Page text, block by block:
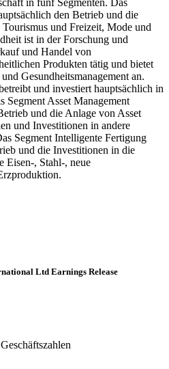
den Betrieb und die
und Freizeit, Mode und
ist in der Forschung und
und Handel von
Produkten tätig und bietet
Gesundheitsmanagement an.
und investiert hauptsächlich in
Segment Asset Management
und die Anlage von Asset
und Investitionen in andere
Segment Intelligente Fertigung
und die Investitionen in die
Eisen-, Stahl-, neue
Ltd Earnings Release